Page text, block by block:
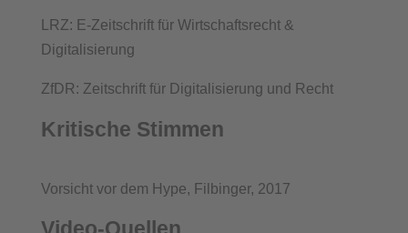
LRZ: E-Zeitschrift für Wirtschaftsrecht &
Digitalisierung
ZfDR: Zeitschrift für Digitalisierung und Recht
Kritische Stimmen
Vorsicht vor dem Hype, Filbinger, 2017